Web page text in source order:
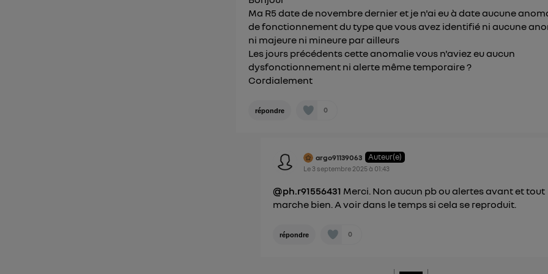
Ma R5 date de novembre dernier et je n'ai eu à date aucune
de fonctionnement du type que vous avez identifié ni aucune
ni majeure ni mineure par ailleurs
Les jours précédents cette anomalie vous n'aviez eu aucun
dysfonctionnement ni alerte même temporaire ?
Cordialement
répondre 0
argo91139063 Auteur(e)
Le 3 septembre 2025à 01:43
@ph.r91556431 Merci. Non aucun pb ou alertes avant et tout
marche bien. A voir dans le temps si cela se reproduit.
répondre 0